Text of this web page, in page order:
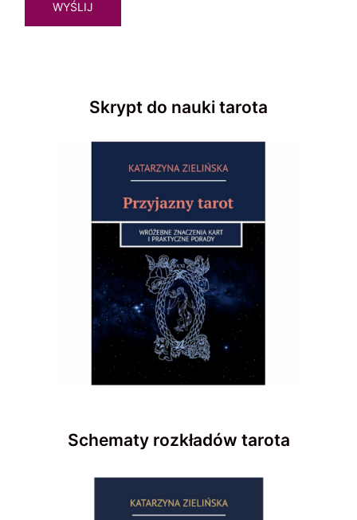
Skrypt do nauki tarota
Schematy rozkładów tarota